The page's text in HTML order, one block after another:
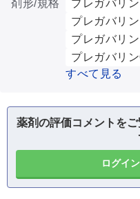
剤形/規格
プレガバリ
プレガバリ
プレガバリ
プレガバリ
すべて見る
薬剤の評価コメントを
ログイ